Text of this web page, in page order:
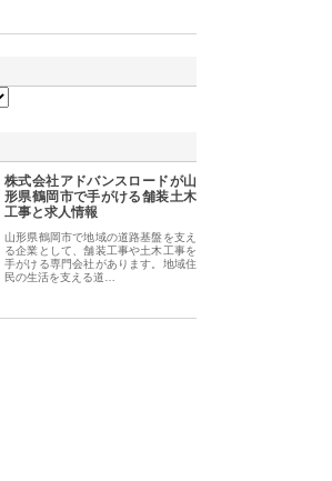
株式会社アドバンスロードが山
形県鶴岡市で手がける舗装土木
工事と求人情報
山形県鶴岡市で地域の道路基盤を支え
る企業として、舗装工事や土木工事を
手がける専門会社があります。地域住
民の生活を支える道…